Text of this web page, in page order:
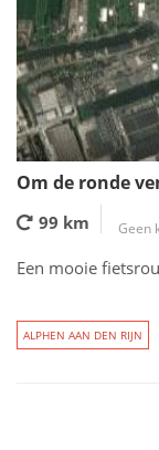
Om de ronde
99 km Geen
Een mooie
ALPHEN AAN DEN RIJN